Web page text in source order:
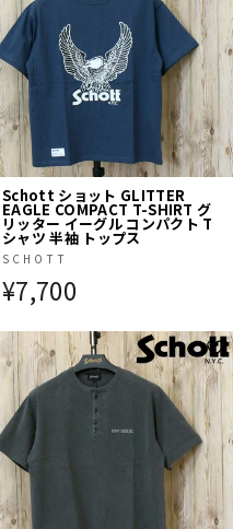
Schott ショット GLITTER
EAGLE COMPACT T-SHIRT グ
リッター イーグル コンパクト T
シャツ 半袖 トップス
SCHOTT
¥7,700